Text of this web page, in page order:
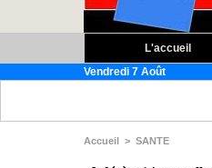
L'accueil
Vendredi 7 Août
Assemblée
Accueil > SANTE